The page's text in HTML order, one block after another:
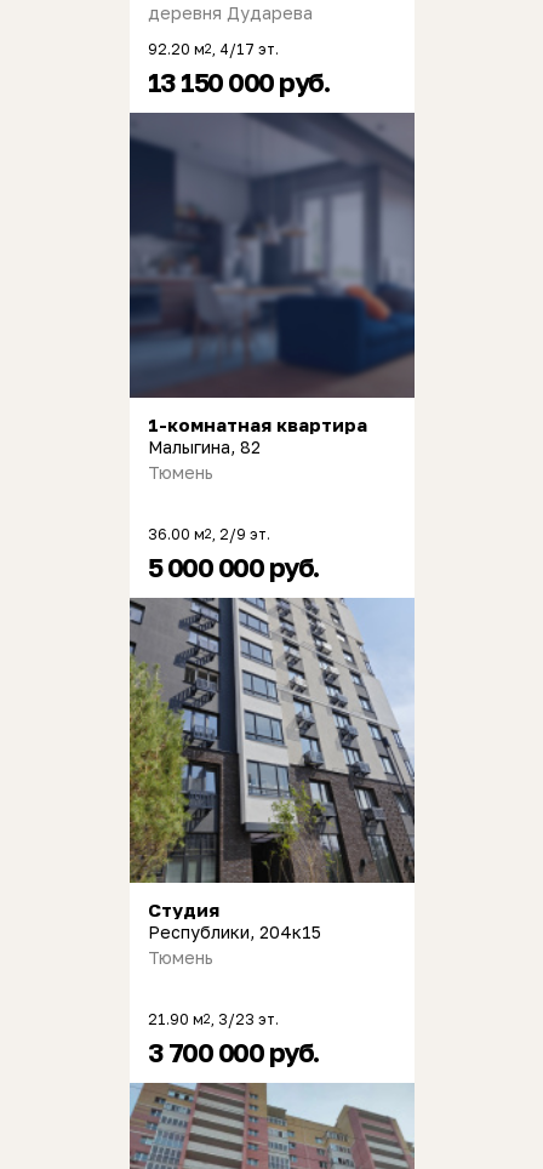
деревня Дударева
92.20 м2, 4/17 эт.
13 150 000 руб.
1-комнатная квартира
Малыгина, 82
Тюмень
36.00 м2, 2/9 эт.
5 000 000 руб.
Студия
Республики, 204к15
Тюмень
21.90 м2, 3/23 эт.
3 700 000 руб.